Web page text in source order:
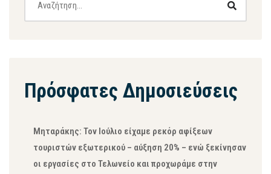
Πρόσφατες Δημοσιεύσεις
Μηταράκης: Τον Ιούλιο είχαμε ρεκόρ αφίξεων
τουριστών εξωτερικού – αύξηση 20% – ενώ ξεκίνησαν
οι εργασίες στο Τελωνείο και προχωράμε στην